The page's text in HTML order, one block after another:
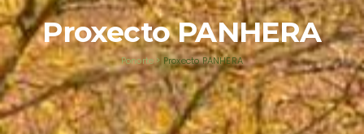
Proxecto PANHERA
Ponorte> Proxecto PANHERA